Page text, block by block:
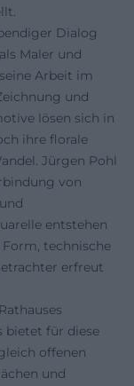
Dialog
Maler und
Arbeit im
und
lösen sich in
ihre florale
Jürgen Pohl
von
entstehen
technische
erfreut
bietet für diese
offenen
und